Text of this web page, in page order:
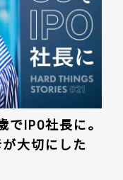
IPO社長に。
大切にした